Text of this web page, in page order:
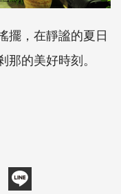
擺，在靜謐的夏日
的美好時刻。